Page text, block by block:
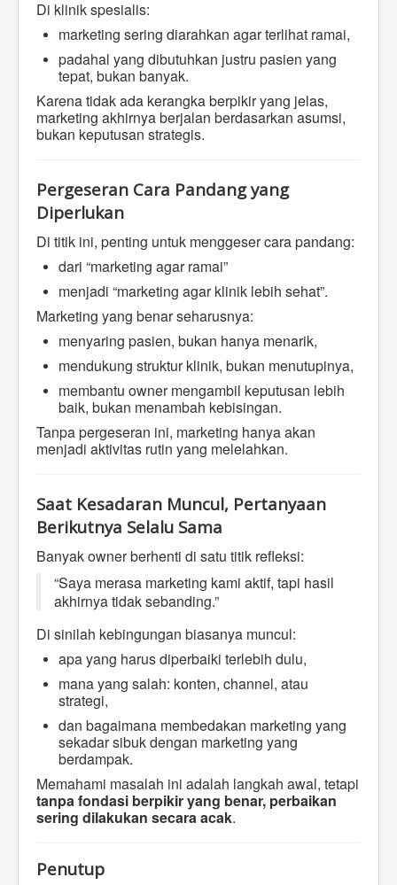
Di klinik spesialis:
marketing sering diarahkan agar terlihat ramai,
padahal yang dibutuhkan justru pasien yang
tepat, bukan banyak.
Karena tidak ada kerangka berpikir yang jelas,
marketing akhirnya berjalan berdasarkan asumsi,
bukan keputusan strategis.
Pergeseran Cara Pandang yang
Diperlukan
Di titik ini, penting untuk menggeser cara pandang:
dari “marketing agar ramai”
menjadi “marketing agar klinik lebih sehat”.
Marketing yang benar seharusnya:
menyaring pasien, bukan hanya menarik,
mendukung struktur klinik, bukan menutupinya,
membantu owner mengambil keputusan lebih
baik, bukan menambah kebisingan.
Tanpa pergeseran ini, marketing hanya akan
menjadi aktivitas rutin yang melelahkan.
Saat Kesadaran Muncul, Pertanyaan
Berikutnya Selalu Sama
Banyak owner berhenti di satu titik refleksi:
“Saya merasa marketing kami aktif, tapi hasil
akhirnya tidak sebanding.”
Di sinilah kebingungan biasanya muncul:
apa yang harus diperbaiki terlebih dulu,
mana yang salah: konten, channel, atau
strategi,
dan bagaimana membedakan marketing yang
sekadar sibuk dengan marketing yang
berdampak.
Memahami masalah ini adalah langkah awal, tetapi
tanpa fondasi berpikir yang benar, perbaikan
sering dilakukan secara acak.
Penutup